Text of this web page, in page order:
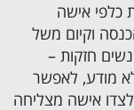
כלפי אישה
וקיום משל
חזקות –
מודע, לאפשר
אישה מצליחה